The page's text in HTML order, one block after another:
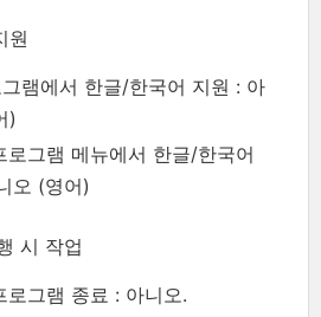
원
램에서 한글/한국어 지원 : 아
)
로그램 메뉴에서 한글/한국어
오 (영어)
시 작업
로그램 종료 : 아니오.